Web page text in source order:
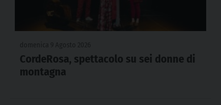
CordeRosa, spettacolo su sei donne di
montagna